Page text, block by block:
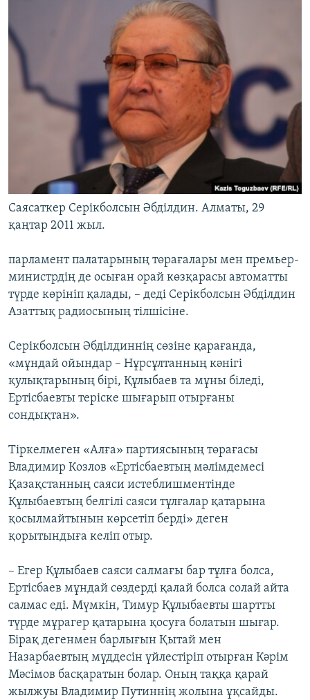
Саясаткер Серікболсын Әбділдин. Алматы, 29
қаңтар 2011 жыл.
парламент палатарының төрағалары мен премьер-
министрдің де осыған орай көзқарасы автоматты
түрде көрініп қалады, – деді Серікболсын Әбділдин
Азаттық радиосының тілшісіне.
Серікболсын Әбділдиннің сөзіне қарағанда,
«мұндай ойындар – Нұрсұлтанның кәнігі
қулықтарының бірі, Құлыбаев та мұны біледі,
Ертісбаевты теріске шығарып отырғаны
сондықтан».
Тіркелмеген «Алға» партиясының төрағасы
Владимир Козлов «Ертісбаевтың мәлімдемесі
Қазақстанның саяси истеблишментінде
Құлыбаевтың белгілі саяси тұлғалар қатарына
қосылмайтынын көрсетіп берді» деген
қорытындыға келіп отыр.
– Егер Құлыбаев саяси салмағы бар тұлға болса,
Ертісбаев мұндай сөздерді қалай болса солай айта
салмас еді. Мүмкін, Тимур Құлыбаевты шартты
түрде мұрагер қатарына қосуға болатын шығар.
Бірақ дегенмен барлығын Қытай мен
Назарбаевтың мүддесін үйлестіріп отырған Кәрім
Мәсімов басқаратын болар. Оның таққа қарай
жылжуы Владимир Путиннің жолына ұқсайды.